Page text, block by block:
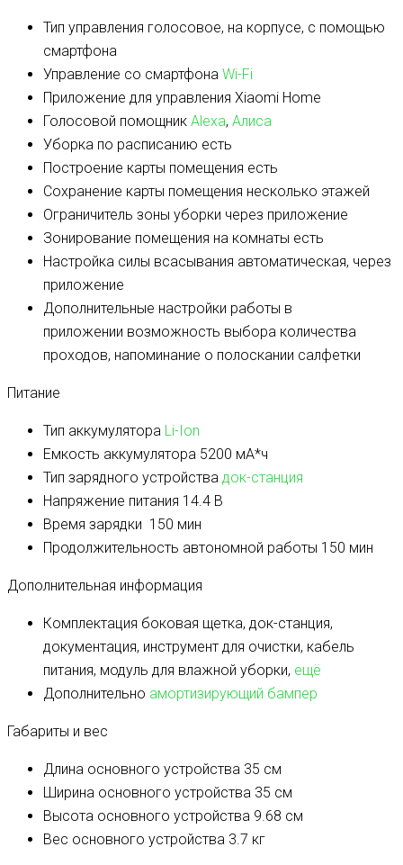
Тип управления голосовое, на корпусе, с помощью
смартфона
Управление со смартфона Wi-Fi
Приложение для управления Xiaomi Home
Голосовой помощник Alexa, Алиса
Уборка по расписанию есть
Построение карты помещения есть
Сохранение карты помещения несколько этажей
Ограничитель зоны уборки через приложение
Зонирование помещения на комнаты есть
Настройка силы всасывания автоматическая, через
приложение
Дополнительные настройки работы в
приложении возможность выбора количества
проходов, напоминание о полоскании салфетки
Питание
Тип аккумулятора Li-Ion
Емкость аккумулятора 5200 мА*ч
Тип зарядного устройства док-станция
Напряжение питания 14.4 В
Время зарядки 150 мин
Продолжительность автономной работы 150 мин
Дополнительная информация
Комплектация боковая щетка, док-станция,
документация, инструмент для очистки, кабель
питания, модуль для влажной уборки, ещё
Дополнительно амортизирующий бампер
Габариты и вес
Длина основного устройства 35 см
Ширина основного устройства 35 см
Высота основного устройства 9.68 см
Вес основного устройства 3.7 кг